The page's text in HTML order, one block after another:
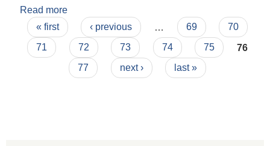
Read more
Pages
« first ‹ previous 69
70
71
72 73 74 75
76
77
next › last »